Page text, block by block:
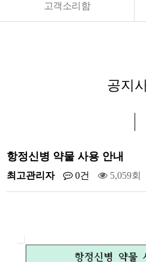
고객소리함
공지
항정신병 약물 사용 안내
최고관리자 0건 5,059회